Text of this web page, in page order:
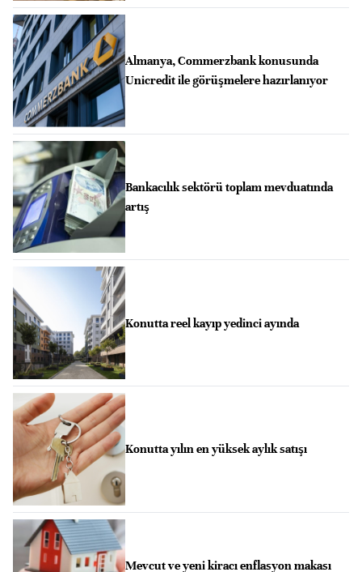
Almanya, Commerzbank konusunda
Unicredit ile görüşmelere hazırlanıyor
Bankacılık sektörü toplam mevduatında
artış
Konutta reel kayıp yedinci ayında
Konutta yılın en yüksek aylık satışı
Mevcut ve yeni kiracı enflasyon makası